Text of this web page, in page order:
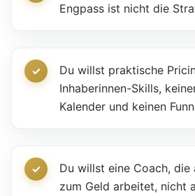
Engpass ist nicht die
Du willst praktische
Inhaberinnen-Skills,
Kalender und keinen
Du willst eine Coach, die
zum Geld arbeitet, nicht